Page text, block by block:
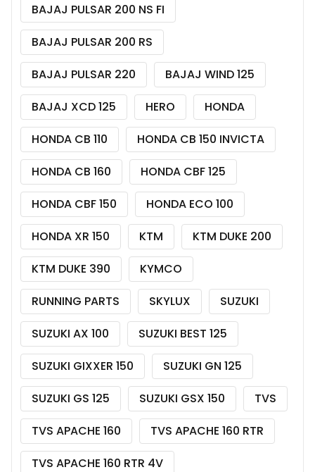
BAJAJ PULSAR 200 NS FI
BAJAJ PULSAR 200 RS
BAJAJ PULSAR 220
BAJAJ WIND 125
BAJAJ XCD 125
HERO
HONDA
HONDA CB 110
HONDA CB 150 INVICTA
HONDA CB 160
HONDA CBF 125
HONDA CBF 150
HONDA ECO 100
HONDA XR 150
KTM
KTM DUKE 200
KTM DUKE 390
KYMCO
RUNNING PARTS
SKYLUX
SUZUKI
SUZUKI AX 100
SUZUKI BEST 125
SUZUKI GIXXER 150
SUZUKI GN 125
SUZUKI GS 125
SUZUKI GSX 150
TVS
TVS APACHE 160
TVS APACHE 160 RTR
TVS APACHE 160 RTR 4V